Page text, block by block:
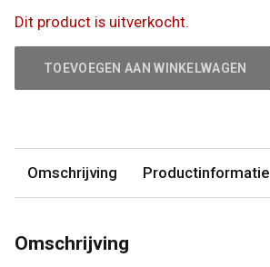
Dit product is uitverkocht.
TOEVOEGEN AAN WINKELWAGEN
Omschrijving Productinformatie
Omschrijving